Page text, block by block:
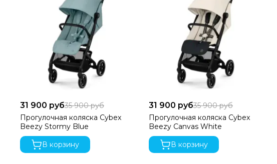
31 900 руб35 900 руб
Прогулочная коляска Cybex
Beezy Stormy Blue
В корзину
31 900 руб35 900 руб
Прогулочная коляска Cybex
Beezy Canvas White
В корзину